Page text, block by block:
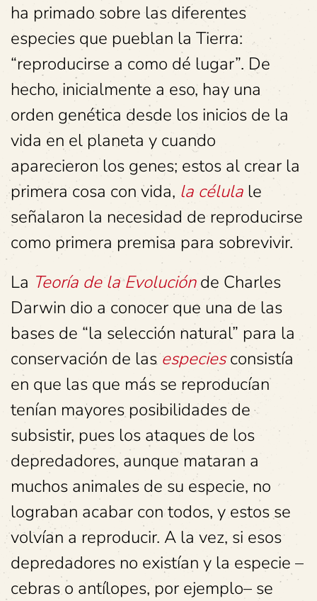
ha primado sobre las diferentes
especies que pueblan la Tierra:
“reproducirse a como dé lugar”. De
hecho, inicialmente a eso, hay una
orden genética desde los inicios de la
vida en el planeta y cuando
aparecieron los genes; estos al crear la
primera cosa con vida, la célula le
señalaron la necesidad de reproducirse
como primera premisa para sobrevivir.
La Teoría de la Evoluciónde Charles
Darwin dio a conocer que una de las
bases de “la selección natural” para la
conservación de lasespeciesconsistía
en que las que más se reproducían
tenían mayores posibilidades de
subsistir, pues los ataques de los
depredadores, aunque mataran a
muchos animales de su especie, no
lograban acabar con todos, y estos se
volvían a reproducir. A la vez, si esos
depredadores no existían y la especie –
cebras o antílopes, por ejemplo– se